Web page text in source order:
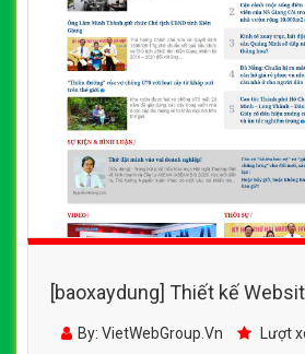
[baoxaydung] Thiết kế
dựng - baoxaydungcomvn
By: VietWebGroup.Vn Lượt